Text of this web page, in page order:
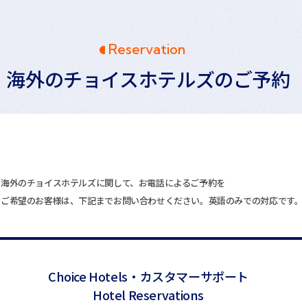
海外のチョイスホテルズのご予約
Reservation
海外のチョイスホテルズに関して、お電話によるご予約を
ご希望のお客様は、下記までお問い合わせください。英語のみでの対応です
Choice Hotels・ カスタマーサポート
Hotel Reservations